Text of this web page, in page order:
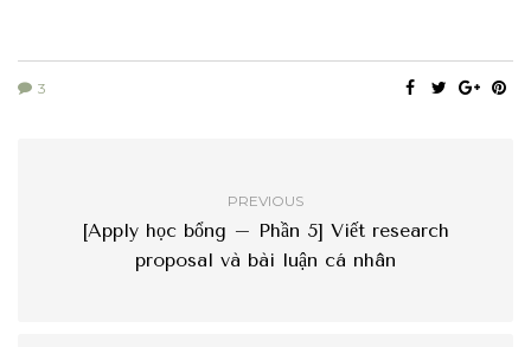
3
PREVIOUS
[Apply học bổng – Phần 5] Viết research
proposal và bài luận cá nhân